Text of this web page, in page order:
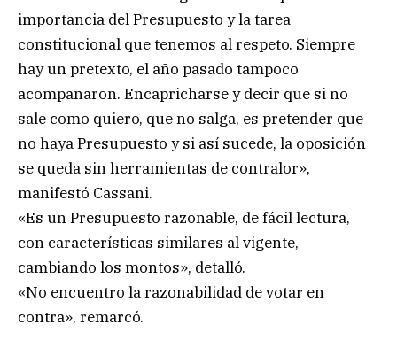
importancia del Presupuesto y la tarea
constitucional que tenemos al respeto. Siempre
hay un pretexto, el año pasado tampoco
acompañaron. Encapricharse y decir que si no
sale como quiero, que no salga, es pretender que
no haya Presupuesto y si así sucede, la oposición
se queda sin herramientas de contralor»,
manifestó Cassani.
«Es un Presupuesto razonable, de fácil lectura,
con características similares al vigente,
cambiando los montos», detalló.
«No encuentro la razonabilidad de votar en
contra», remarcó.